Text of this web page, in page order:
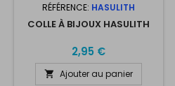
RÉFÉRENCE: HASULITH
COLLE À BIJOUX HASULITH
2,95 €
 Ajouter au panier